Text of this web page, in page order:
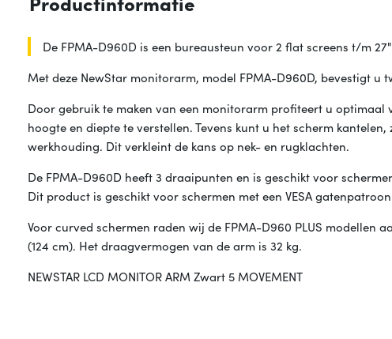
De FPMA-D960D is een bureausteun voor 2 flat screens t/m
Met deze NewStar monitorarm, model FPMA-D960D, bevestigt u
Door gebruik te maken van een monitorarm profiteert u
hoogte en diepte te verstellen. Tevens kunt u het scherm
werkhouding. Dit verkleint de kans op nek- en rugklachten.
De FPMA-D960D heeft 3 draaipunten en is geschikt voor
Dit product is geschikt voor schermen met een VESA
Voor curved schermen raden wij de FPMA-D960 PLUS modellen
(124 cm). Het draagvermogen van de arm is 32 kg.
NEWSTAR LCD MONITOR ARM Zwart 5 MOVEMENT